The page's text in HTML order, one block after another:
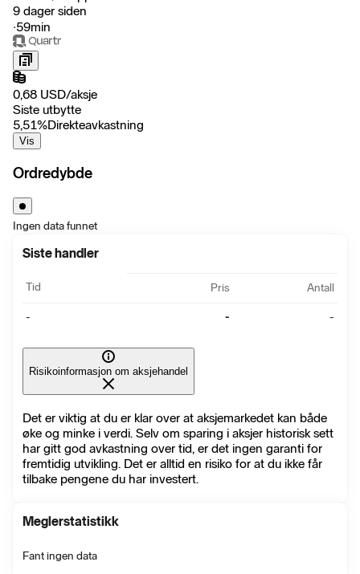
9 dager siden
‧59min
0,68 USD/aksje
Siste utbytte
5,51%Direkteavkastning
Vis
Ordredybde
Ingen data funnet
Siste handler
Tid Pris Antall
- - -
Risikoinformasjon om aksjehandel
Det er viktig at du er klar over at aksjemarkedet kan både
øke og minke i verdi. Selv om sparing i aksjer historisk sett
har gitt god avkastning over tid, er det ingen garanti for
fremtidig utvikling. Det er alltid en risiko for at du ikke får
tilbake pengene du har investert.
Meglerstatistikk
Fant ingen data